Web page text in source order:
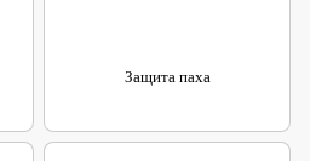
Защита паха